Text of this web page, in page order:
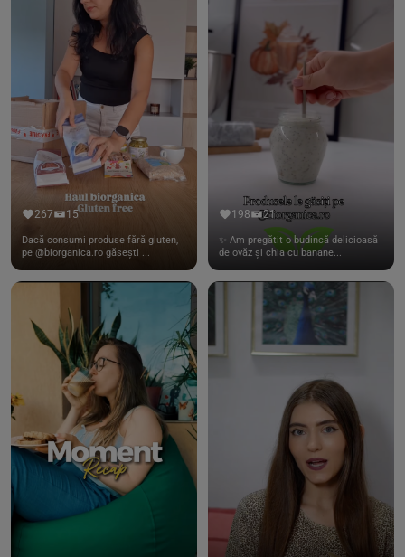
267 15
Dacă consumi produse fără gluten,
pe @biorganica.ro găsești ...
198 21
✨ Am pregătit o budincă delicioasă
de ovăz și chia cu banane...